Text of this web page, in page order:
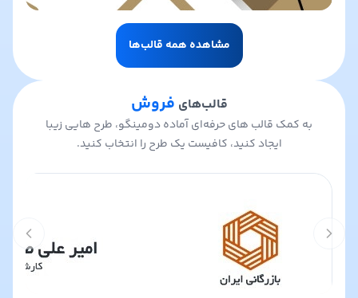
مشاهده همه قالب‌ها
قالب‌های فروش
به کمک قالب های حرفه‌ای آماده دومینگو، طرح هایی زیبا
ایجاد کنید، کافیست یک طرح را انتخاب کنید.
Previous slide
slide